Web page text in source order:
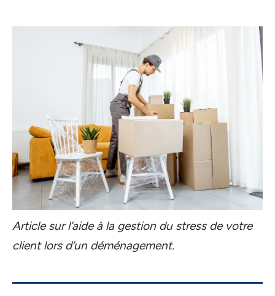
Article sur l’aide à la gestion du stress de votre
client lors d’un déménagement.